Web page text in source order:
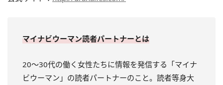
マイナビウーマン読者パートナーとは
20～30代の働く女性たちに情報を発信する「マイナ
ビウーマン」の読者パートナーのこと。読者等身大